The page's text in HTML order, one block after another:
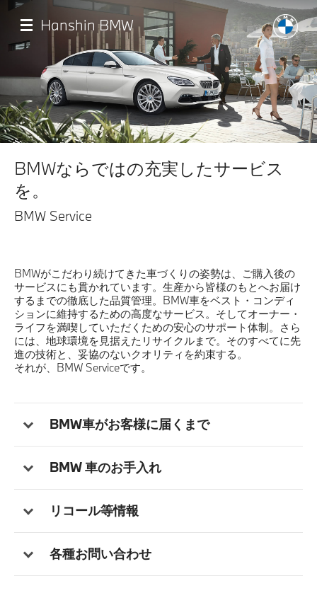
コ
テ
ツ
に
移
動
HOME
店舗一覧
モデル一覧
試乗・見積相談
サービス
Hanshin BMW
BMWならではの充実したサービス
を。
BMW Service
BMWがこだわり続けてきた車づくりの姿勢は、ご購入後の
サービスにも貫かれています。生産から皆様のもとへお届け
するまでの徹底した品質管理。BMW車をベスト・コンディ
ションに維持するための高度なサービス。そしてオーナー・
ライフを満喫していただくための安心のサポート体制。さら
には、地球環境を見据えたリサイクルまで。そのすべてに先
進の技術と、妥協のないクオリティを約束する。
それが、BMW Serviceです。
BMW車がお客様に届くまで
BMW 車のお手入れ
リコール等情報
各種お問い合わせ